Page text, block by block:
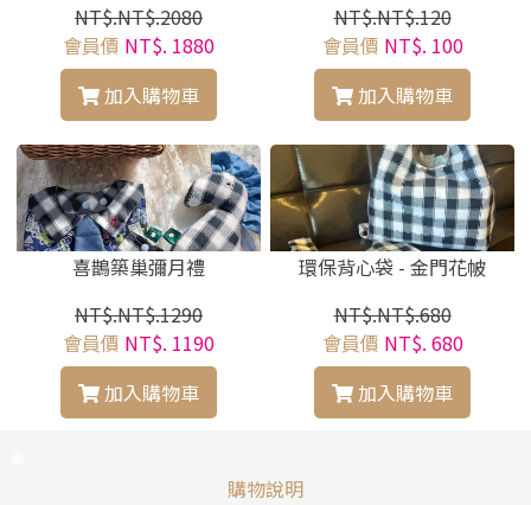
NT$.NT$.2080
會員價 NT$. 1880
加入購物車
NT$.NT$.120
會員價 NT$. 100
加入購物車
喜鵲築巢彌月禮
NT$.NT$.1290
會員價 NT$. 1190
加入購物車
環保背心袋 - 金門花帔
NT$.NT$.680
會員價 NT$. 680
加入購物車
購物說明